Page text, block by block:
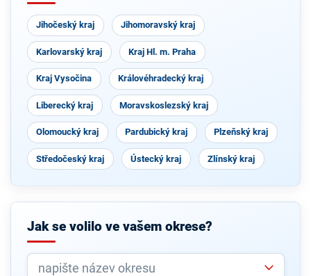
Jihočeský kraj Jihomoravský kraj
Karlovarský kraj Kraj Hl. m. Praha
Kraj Vysočina Královéhradecký kraj
Liberecký kraj Moravskoslezský kraj
Olomoucký kraj Pardubický kraj Plzeňský kraj
Středočeský kraj Ústecký kraj Zlínský kraj
Jak se volilo ve vašem okrese?